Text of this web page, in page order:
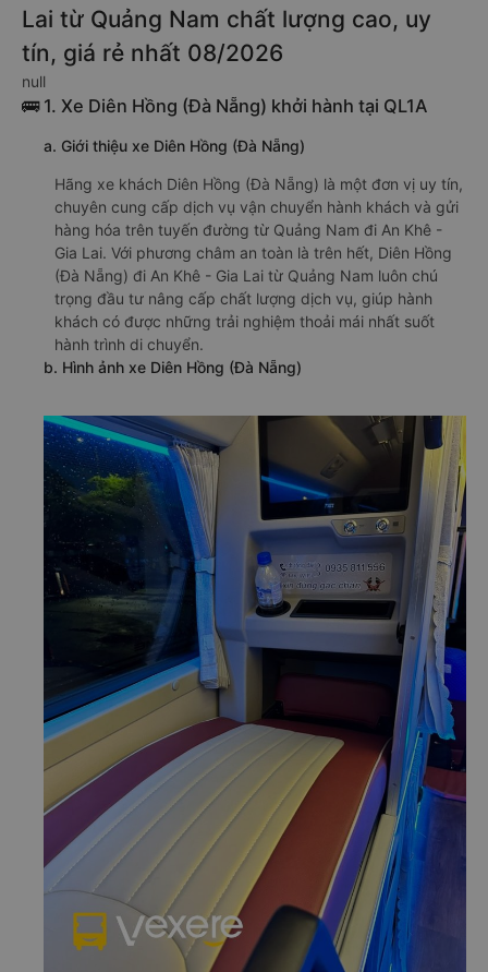
Lai từ Quảng Nam chất lượng cao, uy
tín, giá rẻ nhất 08/2026
null
🚌 1. Xe Diên Hồng (Đà Nẵng) khởi hành tại QL1A
a. Giới thiệu xe Diên Hồng (Đà Nẵng)
Hãng xe khách Diên Hồng (Đà Nẵng) là một đơn vị uy tín,
chuyên cung cấp dịch vụ vận chuyển hành khách và gửi
hàng hóa trên tuyến đường từ Quảng Nam đi An Khê -
Gia Lai. Với phương châm an toàn là trên hết, Diên Hồng
(Đà Nẵng) đi An Khê - Gia Lai từ Quảng Nam luôn chú
trọng đầu tư nâng cấp chất lượng dịch vụ, giúp hành
khách có được những trải nghiệm thoải mái nhất suốt
hành trình di chuyển.
b. Hình ảnh xe Diên Hồng (Đà Nẵng)